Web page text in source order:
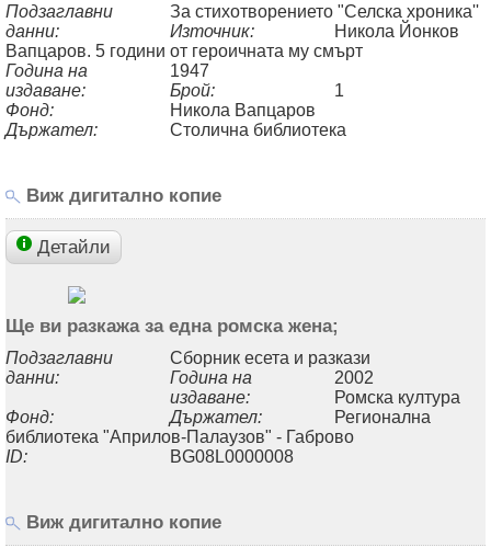
Подзаглавни
данни:
За стихотворението "Селска хроника''
Източник:
Никола Йонков
Вапцаров. 5 години от героичната му смърт
Година на
издаване:
1947
Брой:
1
Фонд:
Никола Вапцаров
Държател:
Столична библиотека
Виж дигитално копие
Детайли
Ще ви разкажа за една ромска жена;
Подзаглавни
данни:
Сборник есета и разкази
Година на
издаване:
2002
Фонд:
Ромска култура
Държател:
Регионална
библиотека "Априлов-Палаузов" - Габрово
ID:
BG08L0000008
Виж дигитално копие